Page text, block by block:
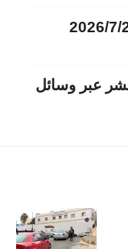
عبر وسائل